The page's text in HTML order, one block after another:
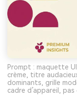
Prompt : maquette
crème, titre
dominants, grille
cadre d’appareil,